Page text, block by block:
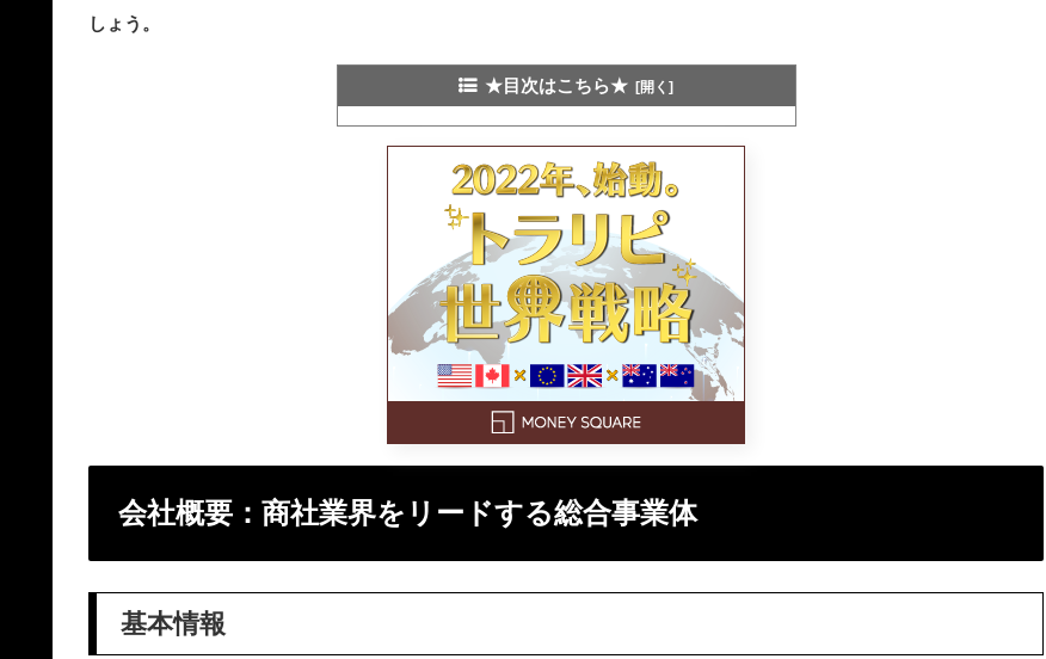
しょう。
★目次はこちら★
会社概要：商社業界をリードする総合事業体
基本情報